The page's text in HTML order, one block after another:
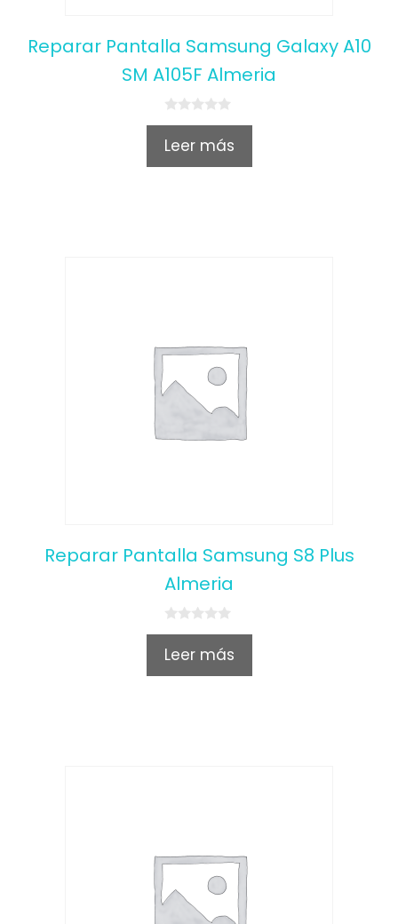
Reparar Pantalla Samsung Galaxy A10
SM A105F Almeria
0
u
Leer más
Reparar Pantalla Samsung S8 Plus
Almeria
0
u
Leer más